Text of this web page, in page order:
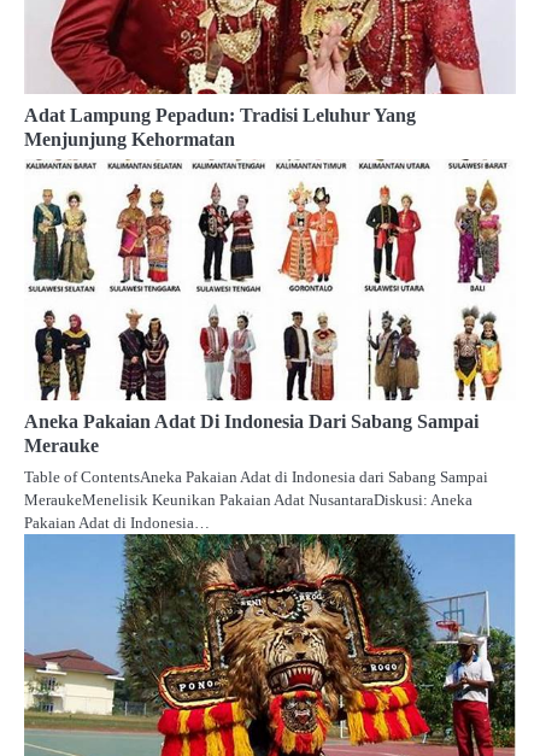
Adat Lampung Pepadun: Tradisi Leluhur Yang
Menjunjung Kehormatan
Aneka Pakaian Adat Di Indonesia Dari Sabang Sampai
Merauke
Table of ContentsAneka Pakaian Adat di Indonesia dari Sabang Sampai
MeraukeMenelisik Keunikan Pakaian Adat NusantaraDiskusi: Aneka
Pakaian Adat di Indonesia…